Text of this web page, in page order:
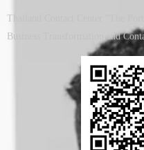
Thailand Contact Center “The
Business Transformation and